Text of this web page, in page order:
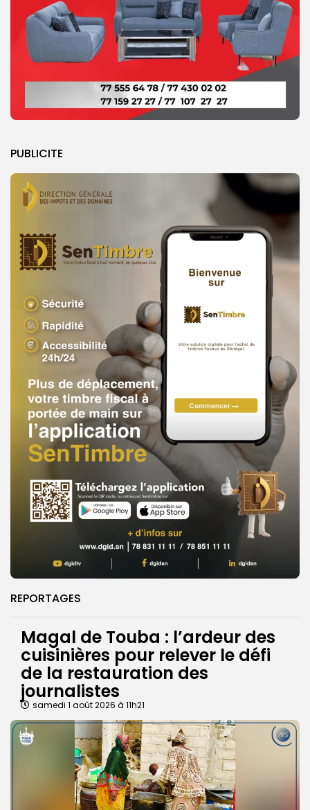
PUBLICITE
REPORTAGES
Magal de Touba : l’ardeur des
cuisinières pour relever le défi
de la restauration des
journalistes
samedi 1 août 2026 à 11h21